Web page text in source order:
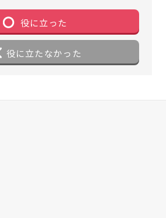
役に立った
役に立たなかった